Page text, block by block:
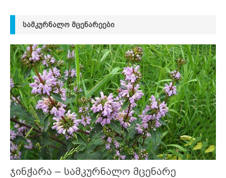
ᲡᲐᲛᲙᲣᲠᲜᲐᲚᲝ ᲛᲪᲔᲜᲐᲠᲔᲔᲑᲘ
ჯინჭარა – სამკურნალო მცენარე